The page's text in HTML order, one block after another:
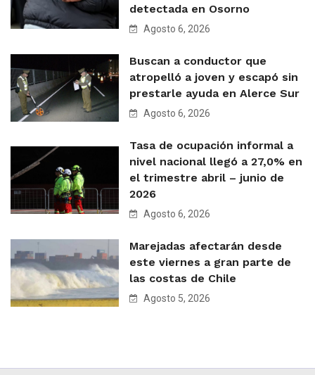
detectada en Osorno
Agosto 6, 2026
Buscan a conductor que
atropelló a joven y escapó sin
prestarle ayuda en Alerce Sur
Agosto 6, 2026
Tasa de ocupación informal a
nivel nacional llegó a 27,0% en
el trimestre abril – junio de
2026
Agosto 6, 2026
Marejadas afectarán desde
este viernes a gran parte de
las costas de Chile
Agosto 5, 2026